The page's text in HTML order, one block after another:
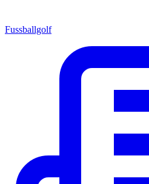
Fussballgolf